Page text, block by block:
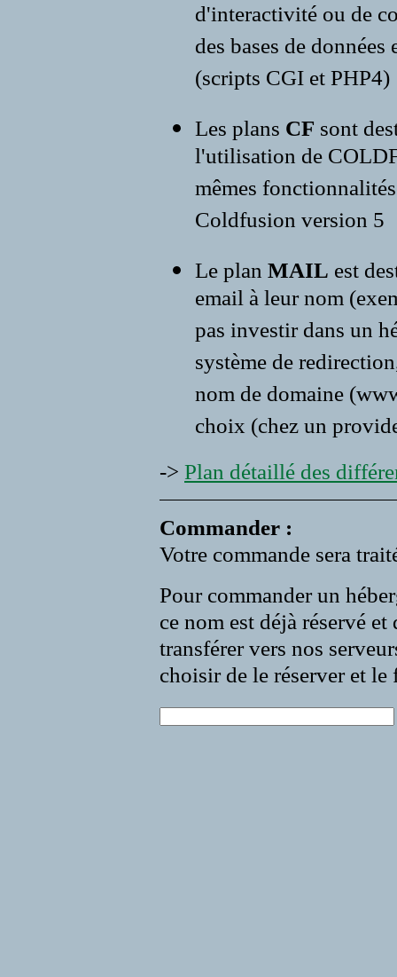
d'interactivité ou de
des bases de
(scripts CGI et PHP4)
Les plans CF sont
l'utilisation de
mêmes
Coldfusion version 5
Le plan MAIL est
email à leur nom
pas investir dans un
système de
nom de domaine
choix (chez un
-> Plan détaillé des
Commander :
Votre commande sera
Pour commander un
ce nom est déjà réservé
transférer vers nos
choisir de le réserver et